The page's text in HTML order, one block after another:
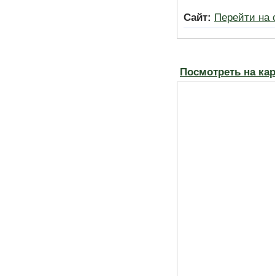
Сайт: Перейти на
Посмотреть на